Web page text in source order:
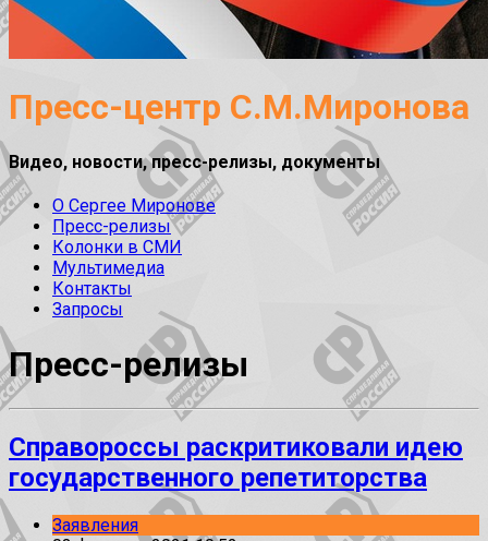
Пресс-центр С.М.Миронова
Видео, новости, пресс-релизы, документы
О Сергее Миронове
Пресс-релизы
Колонки в СМИ
Мультимедиа
Контакты
Запросы
Пресс-релизы
Справороссы раскритиковали идею
государственного репетиторства
Заявления